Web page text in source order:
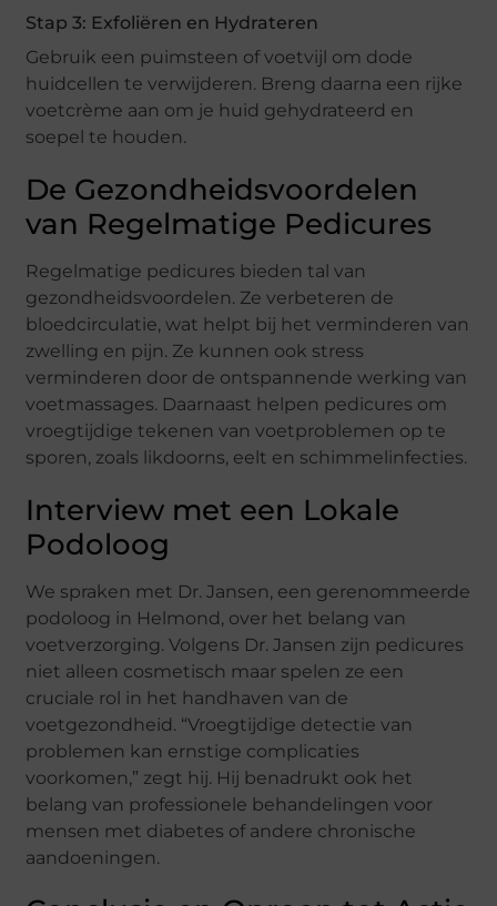
Stap 3: Exfoliëren en Hydrateren
Gebruik een puimsteen of voetvijl om dode
huidcellen te verwijderen. Breng daarna een rijke
voetcrème aan om je huid gehydrateerd en
soepel te houden.
De Gezondheidsvoordelen
van Regelmatige Pedicures
Regelmatige pedicures bieden tal van
gezondheidsvoordelen. Ze verbeteren de
bloedcirculatie, wat helpt bij het verminderen van
zwelling en pijn. Ze kunnen ook stress
verminderen door de ontspannende werking van
voetmassages. Daarnaast helpen pedicures om
vroegtijdige tekenen van voetproblemen op te
sporen, zoals likdoorns, eelt en schimmelinfecties.
Interview met een Lokale
Podoloog
We spraken met Dr. Jansen, een gerenommeerde
podoloog in Helmond, over het belang van
voetverzorging. Volgens Dr. Jansen zijn pedicures
niet alleen cosmetisch maar spelen ze een
cruciale rol in het handhaven van de
voetgezondheid. “Vroegtijdige detectie van
problemen kan ernstige complicaties
voorkomen,” zegt hij. Hij benadrukt ook het
belang van professionele behandelingen voor
mensen met diabetes of andere chronische
aandoeningen.